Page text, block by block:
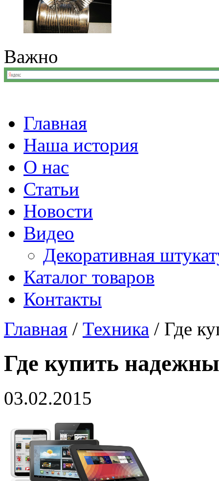
Важно
Главная
Наша история
О нас
Статьи
Новости
Видео
Декоративная
Каталог товаров
Контакты
Главная / Техника / Где
Где купить
03.02.2015